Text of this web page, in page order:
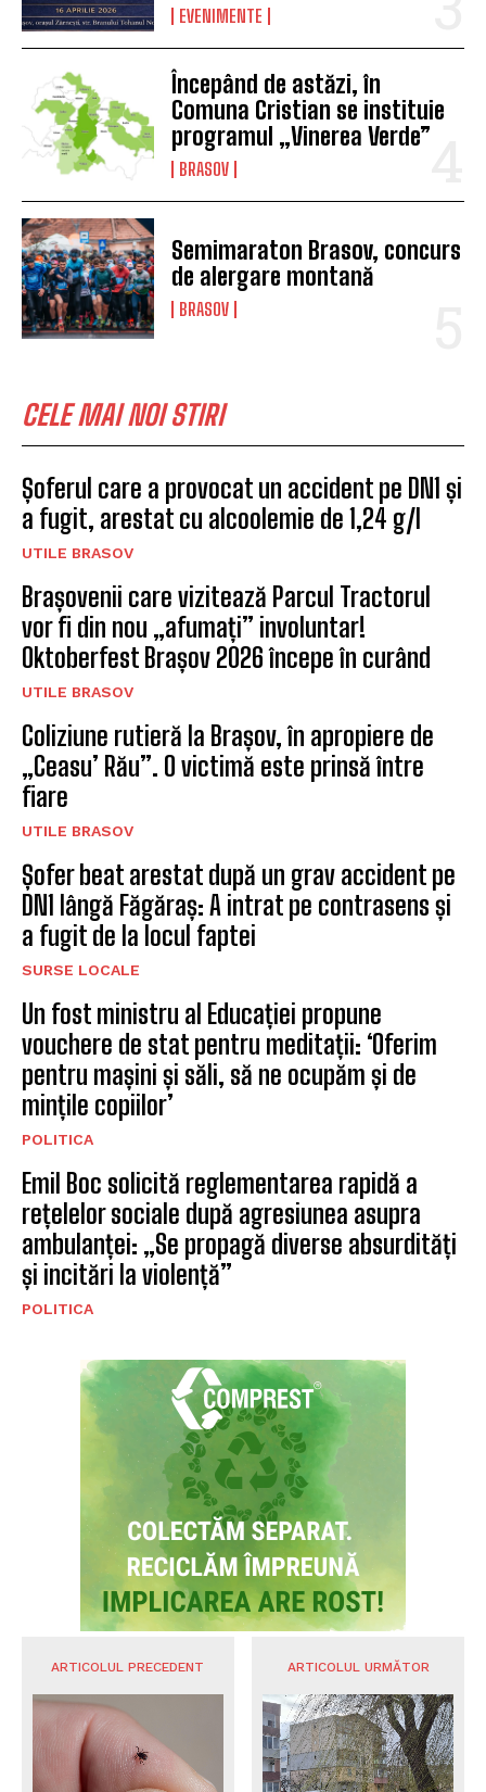
EVENIMENTE
Începând de astăzi, în
Comuna Cristian se instituie
programul „Vinerea Verde”
BRASOV
Semimaraton Brasov, concurs
de alergare montană
BRASOV
CELE MAI NOI STIRI
Șoferul care a provocat un accident pe DN1 și
a fugit, arestat cu alcoolemie de 1,24 g/l
UTILE BRASOV
Brașovenii care vizitează Parcul Tractorul
vor fi din nou „afumați” involuntar!
Oktoberfest Brașov 2026 începe în curând
UTILE BRASOV
Coliziune rutieră la Brașov, în apropiere de
„Ceasu’ Rău”. O victimă este prinsă între
fiare
UTILE BRASOV
Șofer beat arestat după un grav accident pe
DN1 lângă Făgăraș: A intrat pe contrasens și
a fugit de la locul faptei
SURSE LOCALE
Un fost ministru al Educației propune
vouchere de stat pentru meditații: ‘Oferim
pentru mașini și săli, să ne ocupăm și de
mințile copiilor’
POLITICA
Emil Boc solicită reglementarea rapidă a
rețelelor sociale după agresiunea asupra
ambulanței: „Se propagă diverse absurdități
și incitări la violență”
POLITICA
ARTICOLUL PRECEDENT ARTICOLUL URMĂTOR